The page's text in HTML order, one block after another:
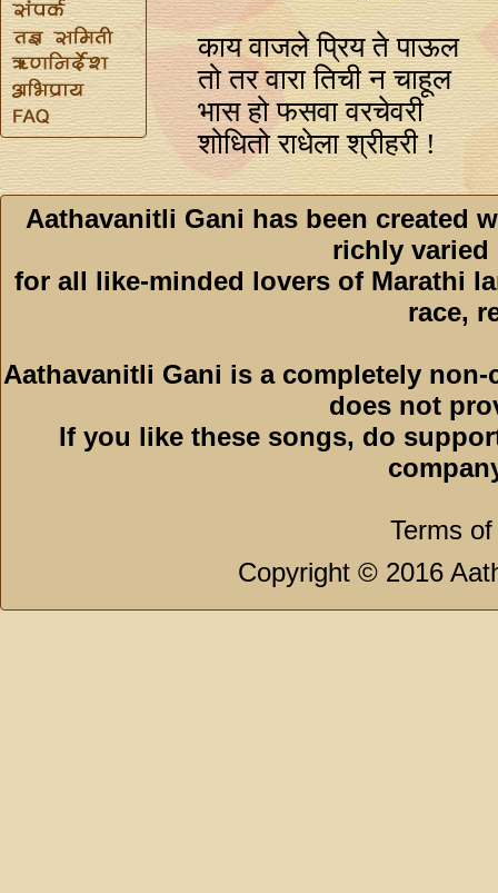
काय वाजले प्रिय ते पाऊल
तो तर वारा तिची न चाहूल
भास हो फसवा वरचेवरी
शोधितो राधेला श्रीहरी !
Aathavanitli Gani has been created
richly varied
for all like-minded lovers of Marathi
race,
Aathavanitli Gani is a completely
does not
If you like these songs, do
Terms
Copyright © 2016